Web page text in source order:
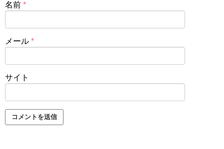
名前 *
メール *
サイト